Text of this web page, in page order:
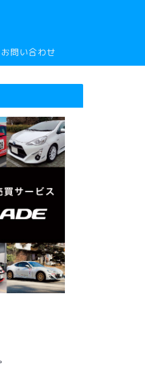
お問い合わせ